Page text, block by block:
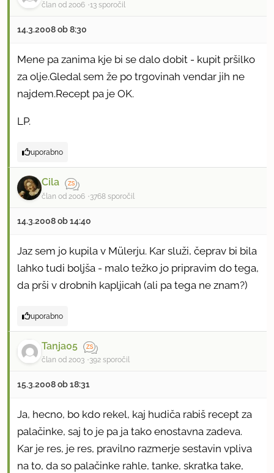
član od 2006 13 sporočil
14.3.2008 ob 8:30
Mene pa zanima kje bi se dalo dobit - kupit pršilko
za olje.Gledal sem že po trgovinah vendar jih ne
najdem.Recept pa je OK.
LP.
uporabno
Cila
član od 2006 3768 sporočil
14.3.2008 ob 14:40
Jaz sem jo kupila v Mülerju. Kar služi, čeprav bi bila
lahko tudi boljša - malo težko jo pripravim do tega,
da prši v drobnih kapljicah (ali pa tega ne znam?)
uporabno
Tanja05
član od 2003 392 sporočil
15.3.2008 ob 18:31
Ja, hecno, bo kdo rekel, kaj hudiča rabiš recept za
palačinke, saj to je pa ja tako enostavna zadeva.
Kar je res, je res, pravilno razmerje sestavin vpliva
na to, da so palačinke rahle, tanke, skratka take,